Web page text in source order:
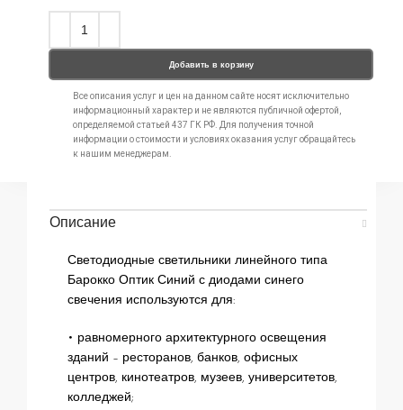
Добавить в корзину
Все описания услуг и цен на данном сайте носят исключительно
информационный характер и не являются публичной офертой,
определяемой статьей 437 ГК РФ. Для получения точной
информации о стоимости и условиях оказания услуг обращайтесь
к нашим менеджерам.
Описание
Светодиодные светильники линейного типа
Барокко Оптик Синий с диодами синего
свечения используются для:
• равномерного архитектурного освещения
зданий – ресторанов, банков, офисных
центров, кинотеатров, музеев, университетов,
колледжей;